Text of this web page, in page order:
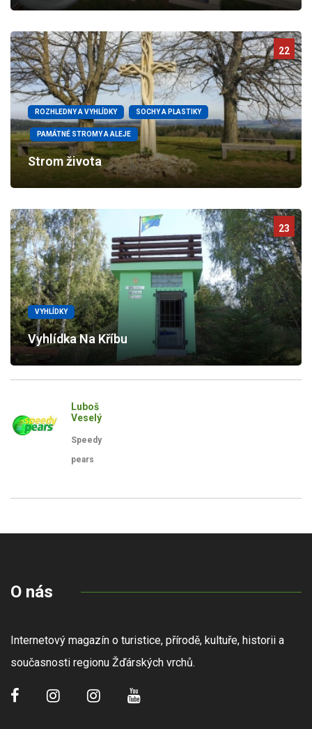
22
ROZHLEDNY A VYHLÍDKY SOCHY A PLASTIKY
PAMÁTNÉ STROMY A ALEJE
Strom života
23
VYHLÍDKY
Vyhlídka Na Kříbu
Luboš
Veselý
Speedy
pears
O nás
Internetový magazín o turistice, přírodě, kultuře, historii a
současnosti regionu Žďárských vrchů.